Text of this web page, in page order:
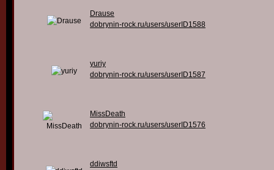
Drause
dobrynin-rock.ru/users/userID1588
yuriy
dobrynin-rock.ru/users/userID1587
MissDeath
dobrynin-rock.ru/users/userID1576
ddiwsftd